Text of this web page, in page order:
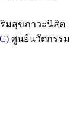
มสุขภาวะนิสิต
ศูนย์นวัตกรรม